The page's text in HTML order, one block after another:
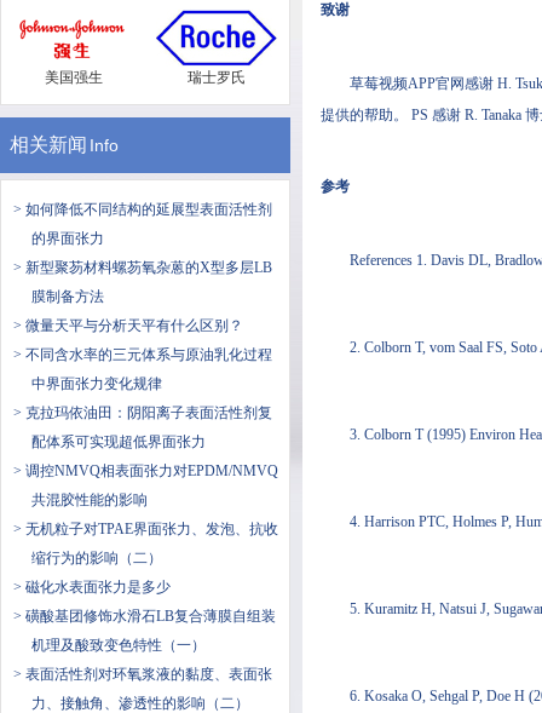
美国强生 瑞士罗氏
相关新闻 Info
> 如何降低不同结构的延展型表面活性剂
的界面张力
> 新型聚芴材料螺芴氧杂蒽的X型多层LB
膜制备方法
> 微量天平与分析天平有什么区别？
> 不同含水率的三元体系与原油乳化过程
中界面张力变化规律
> 克拉玛依油田：阴阳离子表面活性剂复
配体系可实现超低界面张力
> 调控NMVQ相表面张力对EPDM/NMVQ
共混胶性能的影响
> 无机粒子对TPAE界面张力、发泡、抗收
缩行为的影响（二）
> 磁化水表面张力是多少
> 磺酸基团修饰水滑石LB复合薄膜自组装
机理及酸致变色特性（一）
> 表面活性剂对环氧浆液的黏度、表面张
力、接触角、渗透性的影响（二）
致谢
草莓视频APP官网感谢 H.
提供的帮助。 PS 感谢 R.
参考
References 1. Davis DL,
2. Colborn T, vom Saal FS,
3. Colborn T (1995) Environ
4. Harrison PTC, Holmes P,
5. Kuramitz H, Natsui J,
6. Kosaka O, Sehgal P, Doe H